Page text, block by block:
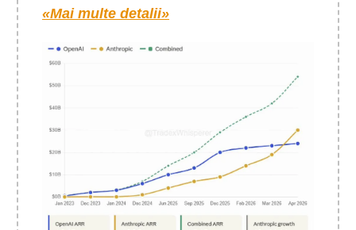
«Mai multe detalii»